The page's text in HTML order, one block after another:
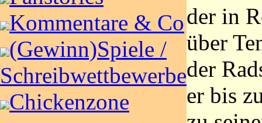
Kommentare & Co
(Gewinn)Spiele /
Schreibwettbewerbe
Chickenzone
der in
über
der
er bis